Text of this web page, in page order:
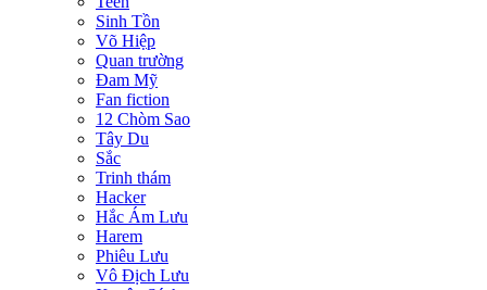
Sinh Tồn
Võ Hiệp
Quan trường
Đam Mỹ
Fan fiction
12 Chòm Sao
Tây Du
Sắc
Trinh thám
Hacker
Hắc Ám Lưu
Harem
Phiêu Lưu
Vô Địch Lưu